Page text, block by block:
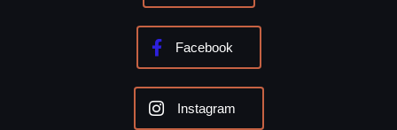
Facebook
Instagram